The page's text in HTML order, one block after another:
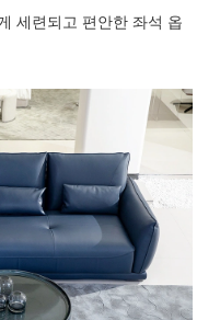
세련되고 편안한 좌석 옵